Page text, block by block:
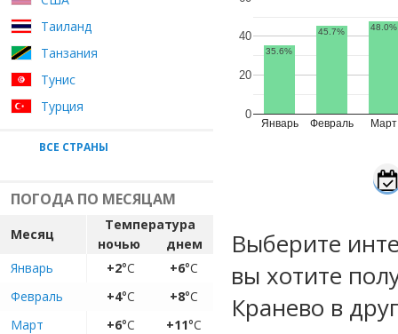
Таиланд
Танзания
Тунис
Турция
ВСЕ СТРАНЫ
ПОГОДА ПО МЕСЯЦАМ
Месяц
Температура
ночью
днем
Январь
+2°C +6°C
Февраль
+4°C +8°C
Март
+6°C +11°C
Январь Февраль Март
0
20
40
35.6%
45.7% 48.0%
Выберите
вы хотите
Кранево в